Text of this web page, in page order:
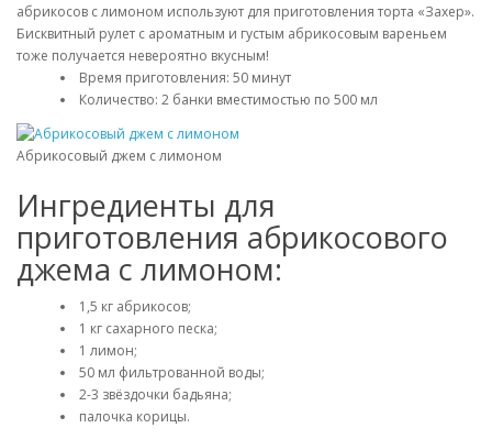
абрикосов с лимоном используют для приготовления торта «Захер».
Бисквитный рулет с ароматным и густым абрикосовым вареньем
тоже получается невероятно вкусным!
Время приготовления: 50 минут
Количество: 2 банки вместимостью по 500 мл
Абрикосовый джем с лимоном
Ингредиенты для
приготовления абрикосового
джема с лимоном:
1,5 кг абрикосов;
1 кг сахарного песка;
1 лимон;
50 мл фильтрованной воды;
2-3 звёздочки бадьяна;
палочка корицы.